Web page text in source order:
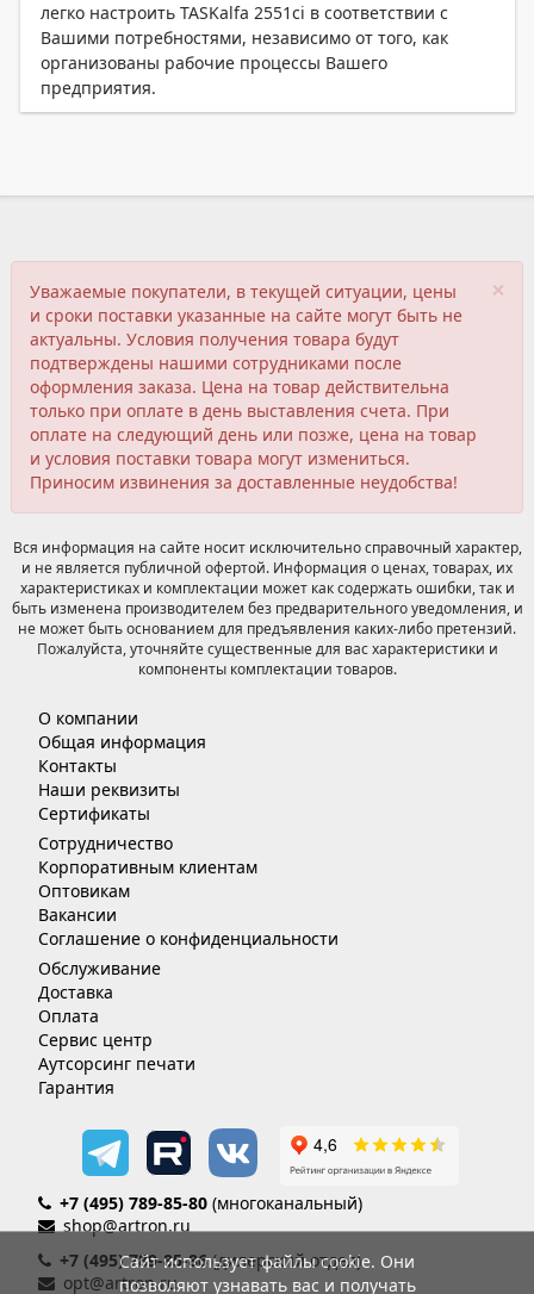
легко настроить TASKalfa 2551ci в соответствии с
Вашими потребностями, независимо от того, как
организованы рабочие процессы Вашего
предприятия.
×
Уважаемые покупатели, в текущей ситуации, цены
и сроки поставки указанные на сайте могут быть не
актуальны. Условия получения товара будут
подтверждены нашими сотрудниками после
оформления заказа. Цена на товар действительна
только при оплате в день выставления счета. При
оплате на следующий день или позже, цена на товар
и условия поставки товара могут измениться.
Приносим извинения за доставленные неудобства!
Вся информация на сайте носит исключительно справочный характер,
и не является публичной офертой. Информация о ценах, товарах, их
характеристиках и комплектации может как содержать ошибки, так и
быть изменена производителем без предварительного уведомления, и
не может быть основанием для предъявления каких-либо претензий.
Пожалуйста, уточняйте существенные для вас характеристики и
компоненты комплектации товаров.
О компании
Общая информация
Контакты
Наши реквизиты
Сертификаты
Сотрудничество
Корпоративным клиентам
Оптовикам
Вакансии
Соглашение о конфиденциальности
Обслуживание
Доставка
Оплата
Сервис центр
Аутсорсинг печати
Гарантия
+7 (495) 789-85-80 (многоканальный)
shop@artron.ru
+7 (495) 789-85-86(дилерский отдел)
opt@artron.ru
Сайт использует файлы cookie. Они
позволяют узнавать вас и получать